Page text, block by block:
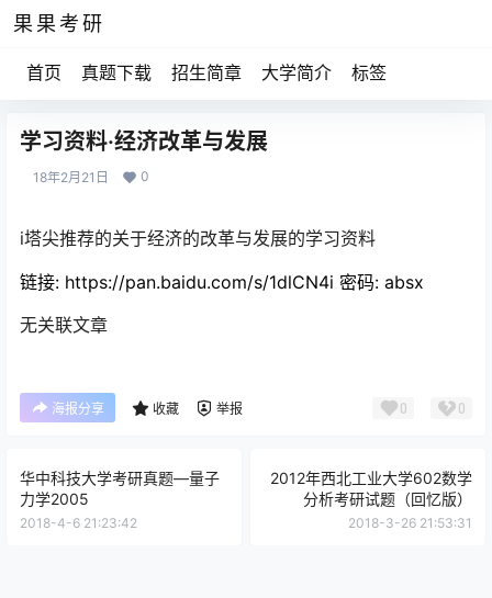
果果考研
首页 真题下载 招生简章 大学简介 标签
学习资料·经济改革与发展
18年2月21日 0
i塔尖推荐的关于经济的改革与发展的学习资料
链接: https://pan.baidu.com/s/1dlCN4i 密码: absx
无关联文章
海报分享 收藏 举报 0 0
华中科技大学考研真题—量子
力学2005
2018-4-6 21:23:42
2012年西北工业大学602数学
分析考研试题（回忆版）
2018-3-26 21:53:31